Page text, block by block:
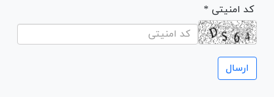
* کد امنیتی